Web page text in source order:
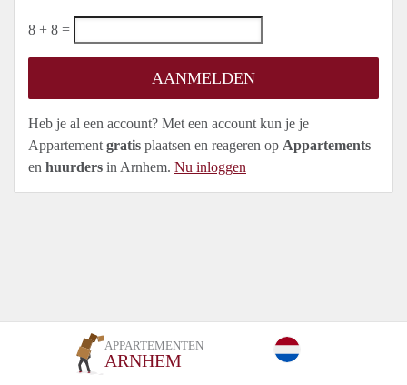
APPARTEMENTEN
ARNHEM
8 + 8 =
Heb je al een account? Met een account kun je je
Appartement gratis plaatsen en reageren op Appartements
en huurders in Arnhem. Nu inloggen